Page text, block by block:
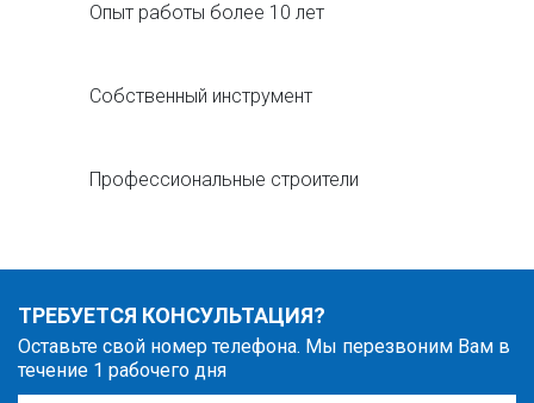
Опыт работы более 10 лет
Собственный инструмент
Профессиональные строители
ТРЕБУЕТСЯ КОНСУЛЬТАЦИЯ?
Оставьте свой номер телефона. Мы перезвоним Вам в
течение 1 рабочего дня